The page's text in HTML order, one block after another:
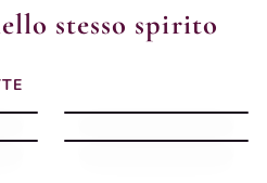
stesso spirito
messaggio pensato